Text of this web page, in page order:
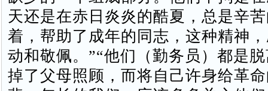
天还是在赤日炎炎的酷夏，总是辛
着，帮助了成年的同志，这种精神
动和敬佩。”“他们（勤务员）都是
掉了父母照顾，而将自己许身给革